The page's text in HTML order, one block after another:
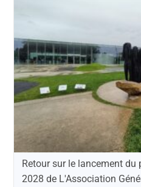
Retour sur le lancement
2028 de L'Association